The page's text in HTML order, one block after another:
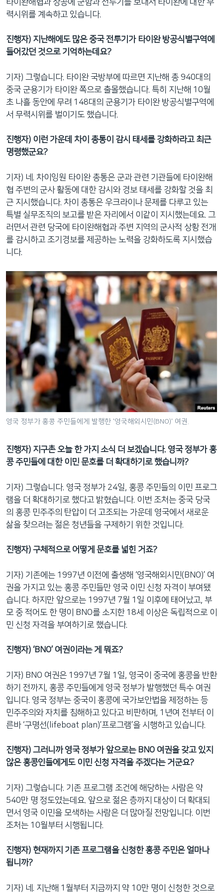
타이완해협과 상공에 군함과 전투기를 보내서 타이완에 대한 무
력시위를 계속하고 있습니다.
진행자) 지난해에도 많은 중국 전투기가 타이완 방공식별구역에
들어갔던 것으로 기억하는데요?
기자) 그렇습니다. 타이완 국방부에 따르면 지난해 총 940대의
중국 군용기가 타이완 쪽으로 출몰했습니다. 특히 지난해 10월
초 나흘 동안에 무려 148대의 군용기가 타이완 방공식별구역에
서 무력시위를 벌이기도 했습니다.
진행자) 이런 가운데 차이 총통이 감시 태세를 강화하라고 최근
명령했군요?
기자) 네. 차이잉원 타이완 총통은 군과 관련 기관들에 타이완해
협 주변의 군사 활동에 대한 감시와 경보 태세를 강화할 것을 최
근 지시했습니다. 차이 총통은 우크라이나 문제를 다루고 있는
특별 실무조직의 보고를 받은 자리에서 이같이 지시했는데요. 그
러면서 관련 당국에 타이완해협과 주변 지역의 군사적 상황 전개
를 감시하고 조기경보를 제공하는 노력을 강화하도록 지시했습
니다.
영국 정부가 홍콩 주민들에게 발행한 '영국해외시민(BNO)' 여권.
진행자) 지구촌 오늘 한 가지 소식 더 보겠습니다. 영국 정부가 홍
콩 주민들에 대한 이민 문호를 더 확대하기로 했습니까?
기자) 그렇습니다. 영국 정부가 24일, 홍콩 주민들의 이민 프로그
램을 더 확대하기로 했다고 밝혔습니다. 이번 조처는 중국 당국
의 홍콩 민주주의 탄압이 더 고조되는 가운데 영국에서 새로운
삶을 찾으려는 젊은 청년들을 구제하기 위한 것입니다.
진행자) 구체적으로 어떻게 문호를 넓힌 거죠?
기자) 기존에는 1997년 이전에 출생해 ‘영국해외시민(BNO)’ 여
권을 가지고 있는 홍콩 주민들만 영국 이민 신청 자격이 부여됐
습니다. 하지만 앞으로는 1997년 7월 1일 이후에 태어났고, 부
모 중 적어도 한 명이 BNO를 소지한 18세 이상은 독립적으로 이
민 신청 자격을 부여하기로 했습니다.
진행자) ‘BNO’ 여권이라는 게 뭐죠?
기자) BNO 여권은 1997년 7월 1일, 영국이 중국에 홍콩을 반환
하기 전까지, 홍콩 주민들에게 영국 정부가 발행했던 특수 여권
입니다. 영국 정부는 중국이 홍콩에 국가보안법을 제정하는 등
민주주의와 자치를 침해하고 있다고 비판하며, 1년여 전부터 이
른바 ‘구명선(lifeboat plan)’프로그램’을 시행하고 있습니다.
진행자) 그러니까 영국 정부가 앞으로는 BNO 여권을 갖고 있지
않은 홍콩인들에게도 이민 신청 자격을 주겠다는 거군요?
기자) 그렇습니다. 기존 프로그램 조건에 해당하는 사람은 약
540만 명 정도였는데요. 앞으로 젊은 층까지 대상이 더 확대되
면서 영국 이민을 모색하는 사람은 더 많아질 전망입니다. 이번
조처는 10월부터 시행됩니다.
진행자) 현재까지 기존 프로그램을 신청한 홍콩 주민은 얼마나
됩니까?
기자) 네. 지난해 1월부터 지금까지 약 10만 명이 신청한 것으로